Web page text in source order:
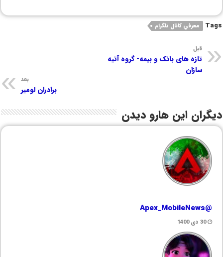
Tags معرفي كانال تلگرام
قبل
تازه های بانک و بیمه- گروه آتیه
سازان
بعد
برادران لومیر
دیگران این هارو دیدن
@Apex_MobileNews
30 دی 1400